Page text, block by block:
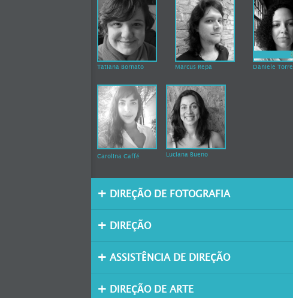
Tatiana Bornato Marcus Repa Daniele
Carolina Caffé Luciana Bueno
DIREÇÃO DE FOTOGRAFIA
DIREÇÃO
ASSISTÊNCIA DE DIREÇÃO
DIREÇÃO DE ARTE